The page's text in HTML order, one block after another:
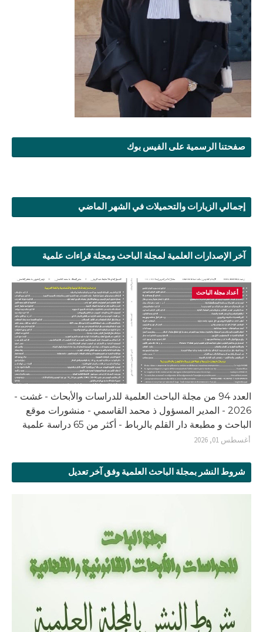
صفحتنا الرسمية على الفيس بوك
إجمالي الزيارات والتحميلات في الشهر الماضي
آخر الإصدارات العلمية لمجلة الباحث ومجلة قراءات علمية
أعداد مجلة الباحث
العدد 94 من مجلة الباحث العلمية للدراسات والأبحاث - غشت -
2026 - المدير المسؤول ذ محمد القاسمي - منشورات موقع
الباحث و مطبعة دار القلم بالرباط - أكثر من 65 دراسة علمية
أغسطس 01, 2026
شروط النشر بمجلة الباحث العلمية وفق آخر تعديل